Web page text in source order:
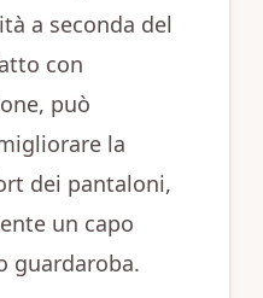
a seconda del
con
può
la
dei pantaloni,
un capo
guardaroba.